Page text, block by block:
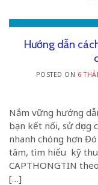
Hướng dẫn
POSTED ON 6
Nắm vững hướng
bạn kết nối, sử
nhanh chóng hơn
tâm, tìm hiểu kỹ
CAPTHONGTIN
[…]